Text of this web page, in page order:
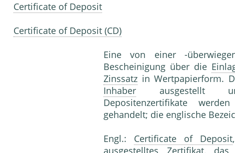
Certificate of Deposit
Certificate of Deposit (CD)
Eine von einer -
Bescheinigung über die
Zinssatz in Wertpapierform.
Inhaber ausgestellt
Depositenzertifikate
gehandelt; die englische
Engl.: Certificate of Deposit
ausgestelltes Zertifikat, das